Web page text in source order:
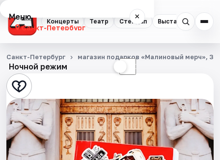
Концерты Театр Стендап Выставки
Меню ×
Санкт-Петербург
Концерты
Театр
Стендап
Выставки
Квесты
Ночной режим ☾
Санкт-Петербург магазин подарков «Малиновый мерч»,